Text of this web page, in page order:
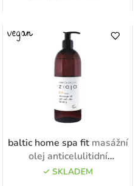
baltic home spa fit masážní
olej anticelulitidní
zpevňující 490ml
SKLADEM